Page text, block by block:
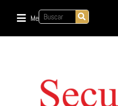
Menu